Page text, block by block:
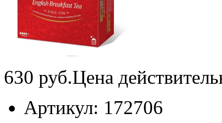
630 руб.Цена
Артикул: 172706